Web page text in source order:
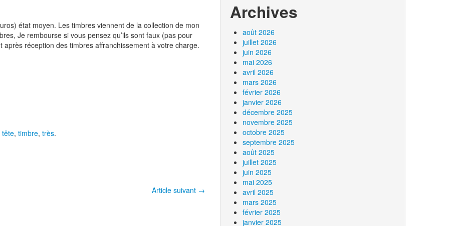
état moyen. Les timbres viennent de la collection de mon
Je rembourse si vous pensez qu’ils sont faux (pas pour
réception des timbres affranchissement à votre charge.
tête, timbre, très.
Article suivant →
Archives
août 2026
juillet 2026
juin 2026
mai 2026
avril 2026
mars 2026
février 2026
janvier 2026
décembre 2025
novembre 2025
octobre 2025
septembre 2025
août 2025
juillet 2025
juin 2025
mai 2025
avril 2025
mars 2025
février 2025
janvier 2025